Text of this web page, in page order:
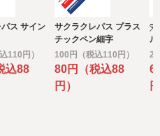
ものとします。
いて
全部又は、一部を委託するこ
善の考慮を行います。
ス サイン
110円）
込88
サクラクレパス プラス
チックペン細字
100円（税込110円）
80円（税込88
円）
マ
ル